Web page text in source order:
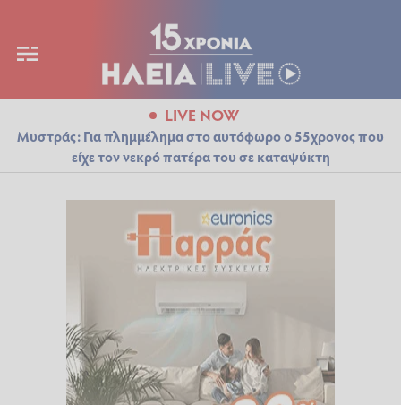
LIVE NOW
Μυστράς: Για πλημμέλημα στο αυτόφωρο ο 55χρονος που
είχε τον νεκρό πατέρα του σε καταψύκτη